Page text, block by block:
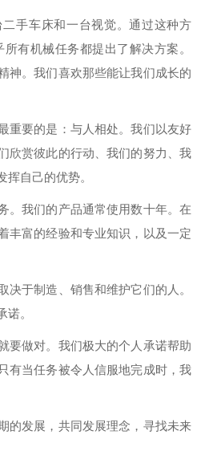
手车床和一台视觉。通过这种方
有机械任务都提出了解决方案。
神。我们喜欢那些能让我们成长的
重要的是：与人相处。我们以友好
欣赏彼此的行动、我们的努力、我
自己的优势。
。我们的产品通常使用数十年。在
丰富的经验和专业知识，以及一定
决于制造、销售和维护它们的人。
。
要做对。我们极大的个人承诺帮助
有当任务被令人信服地完成时，我
的发展，共同发展理念，寻找未来